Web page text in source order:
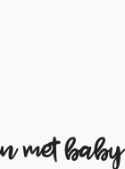
met baby